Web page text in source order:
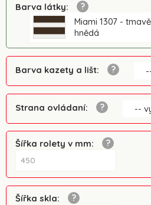
Barva látky:
Miami 1307 - tmavě
hnědá
Barva kazety a lišt:
Strana ovládaní: --
Šířka rolety v mm:
Šířka skla: